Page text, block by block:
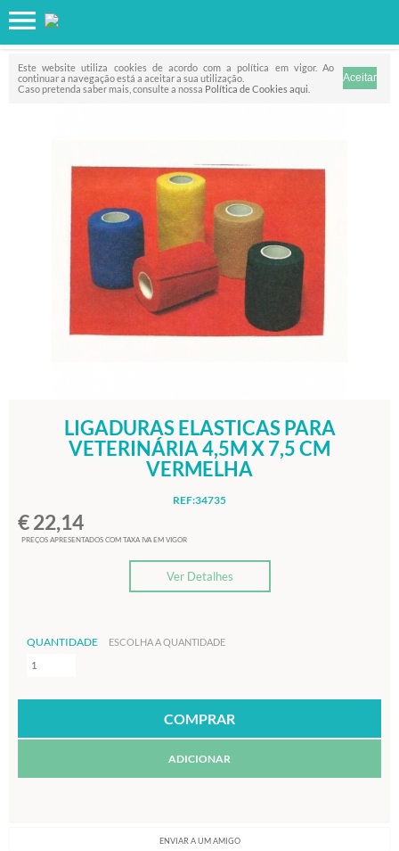
Este website utiliza cookies de acordo com a política em vigor. Ao
continuar a navegação está a aceitar a sua utilização.
Caso pretenda saber mais, consulte a nossa Política de Cookies aqui
LIGADURAS ELASTICAS PARA
VETERINÁRIA 4,5M X 7,5 CM
VERMELHA
REF:34735
€ 22,14
PREÇOS APRESENTADOS COM TAXA IVA EM VIGOR
Ver Detalhes
QUANTIDADE ESCOLHA A QUANTIDADE
ADICIONAR
ENVIAR A UM AMIGO